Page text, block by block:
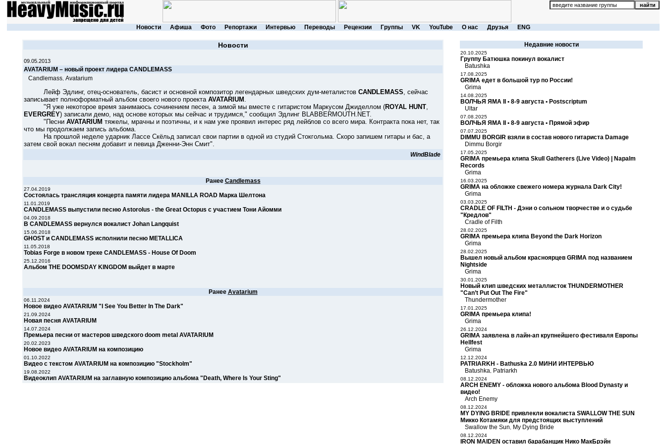
Новости Афиша Фото Репортажи Интервью Переводы Рецензии Группы VK YouTube О нас Друзья ENG
Новости
09.05.2013
AVATARIUM – новый проект лидера CANDLEMASS
Candlemass Avatarium
Лейф Эдлинг, отец-основатель, басист и основной композитор легендарных шведских дум-металистов CANDLEMASS, сейчас
записывает полноформатный альбом своего нового проекта AVATARIUM .
"Я уже некоторое время занимаюсь сочинением песен, а зимой мы вместе с гитаристом Маркусом Джиделлом (ROYAL HUNT,
EVERGREY) записали демо, над основе которых мы сейчас и трудимся," сообщил Эдлинг BLABBERMOUTH.NET.
"Песни AVATARIUM тяжелы, мрачны и поэтичны, и к нам уже проявил интерес ряд лейблов со всего мира. Контракта пока нет, так
что мы продолжаем запись альбома.
На прошлой неделе ударник Лассе Скёльд записал свои партии в одной из студий Стокгольма. Скоро запишем гитары и бас, а
затем свой вокал песням добавит и певица Дженни-Энн Смит".
WindBlade
Ранее Candlemass
27.04.2019
Состоялась трансляция концерта памяти лидера MANILLA ROAD Марка Шелтона
11.01.2019
CANDLEMASS выпустили песню Astorolus - the Great Octopus с участием Тони Айомми
04.09.2018
В CANDLEMASS вернулся вокалист Johan Langquist
15.06.2018
GHOST и CANDLEMASS исполнили песню METALLICA
11.05.2018
Tobias Forge в новом треке CANDLEMASS - House Of Doom
25.12.2016
Альбом THE DOOMSDAY KINGDOM выйдет в марте
Ранее Avatarium
06.11.2024
Новое видео AVATARIUM "I See You Better In The Dark"
21.09.2024
Новая песня AVATARIUM
14.07.2024
Премьера песни от мастеров шведского doom metal AVATARIUM
20.02.2023
Новое видео AVATARIUM на композицию
01.10.2022
Видео с текстом AVATARIUM на композицию "Stockholm"
19.08.2022
Видеоклип AVATARIUM на заглавную композицию альбома "Death, Where Is Your Sting"
Недавние новости
20.10.2025
Группу Батюшка покинул вокалист
Batushka
17.08.2025
GRIMA едет в большой тур по России!
Grima
14.08.2025
ВОЛЧЬЯ ЯМА II • 8-9 августа • Postscriptum
Ultar
07.08.2025
ВОЛЧЬЯ ЯМА II • 8-9 августа • Прямой эфир
07.07.2025
DIMMU BORGIR взяли в состав нового гитариста Damage
Dimmu Borgir
17.05.2025
GRIMA премьера клипа Skull Gatherers (Live Video) | Napalm
Records
Grima
16.03.2025
GRIMA на обложке свежего номера журнала Dark City!
Grima
03.03.2025
CRADLE OF FILTH - Дэни о сольном творчестве и о судьбе
"Кредлов"
Cradle of Filth
28.02.2025
GRIMA премьера клипа Beyond the Dark Horizon
Grima
28.02.2025
Вышел новый альбом красноярцев GRIMA под названием
Nightside
Grima
30.01.2025
Новый клип шведских металлисток THUNDERMOTHER
"Can’t Put Out The Fire"
Thundermother
17.01.2025
GRIMA премьера клипа!
Grima
26.12.2024
GRIMA заявлена в лайн-ап крупнейшего фестиваля Европы
Hellfest
Grima
12.12.2024
PATRIARKH - Bathuska 2.0 МИНИ ИНТЕРВЬЮ
Batushka Patriarkh
08.12.2024
ARCH ENEMY - обложка нового альбома Blood Dynasty и
видео!
Arch Enemy
08.12.2024
MY DYING BRIDE привлекли вокалиста SWALLOW THE SUN
Микко Котамяки для предстоящих выступлений
Swallow the Sun
My Dying Bride
08.12.2024
IRON MAIDEN оставил барабанщик Нико МакБрэйн